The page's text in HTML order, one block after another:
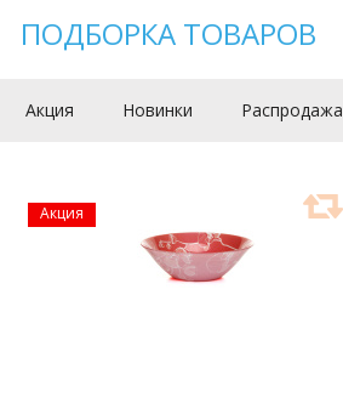
ПОДБОРКА ТОВАРОВ
Акция Новинки Распродажа
Акция